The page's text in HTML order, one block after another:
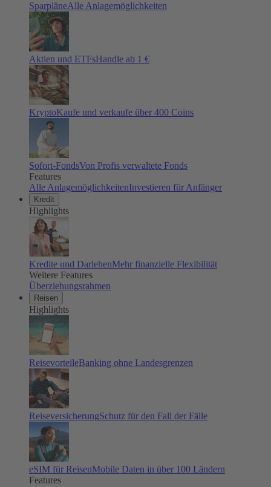
SparpläneAlle Anlagemöglichkeiten
Aktien und ETFsHandle ab 1 €
KryptoKaufe und verkaufe über 400 Coins
Sofort-FondsVon Profis verwaltete Fonds
Features
Alle AnlagemöglichkeitenInvestieren für Anfänger
Kredit
Highlights
Kredite und DarlehenMehr finanzielle Flexibilität
Weitere Features
Überziehungsrahmen
Reisen
Highlights
ReisevorteileBanking ohne Landesgrenzen
ReiseversicherungSchutz für den Fall der Fälle
eSIM für ReisenMobile Daten in über 100 Ländern
Features